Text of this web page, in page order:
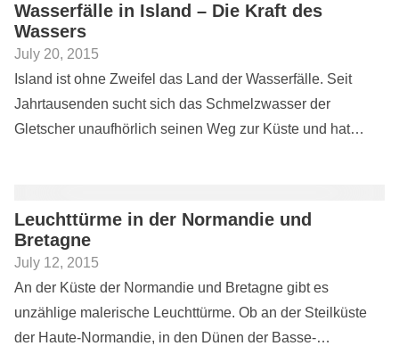
Wasserfälle in Island – Die Kraft des
Wassers
July 20, 2015
Island ist ohne Zweifel das Land der Wasserfälle. Seit
Jahrtausenden sucht sich das Schmelzwasser der
Gletscher unaufhörlich seinen Weg zur Küste und hat
Leuchttürme in der Normandie und
Bretagne
July 12, 2015
An der Küste der Normandie und Bretagne gibt es
unzählige malerische Leuchttürme. Ob an der Steilküste
der Haute-Normandie, in den Dünen der Basse-